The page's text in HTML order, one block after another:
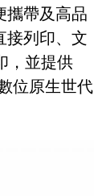
攜帶及高品
接列印、文
，並提供
位原生世代